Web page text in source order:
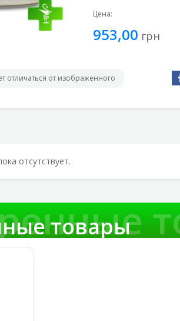
Цена:
953,00 грн
отличаться от изображенного
отсутствует.
товары